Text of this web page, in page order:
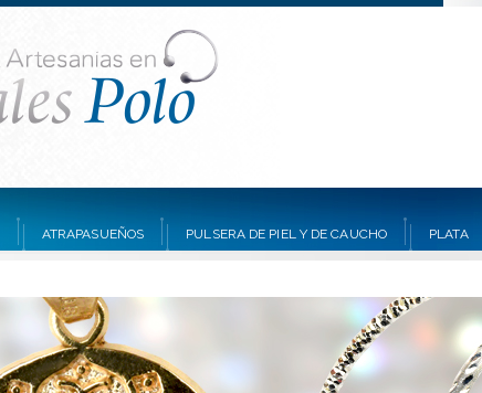
ATRAPASUEÑOS PULSERA DE PIEL Y DE CAUCHO PLATA